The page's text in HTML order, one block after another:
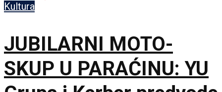
Kultura
JUBILARNI MOTO-
SKUP U PARAĆINU: YU